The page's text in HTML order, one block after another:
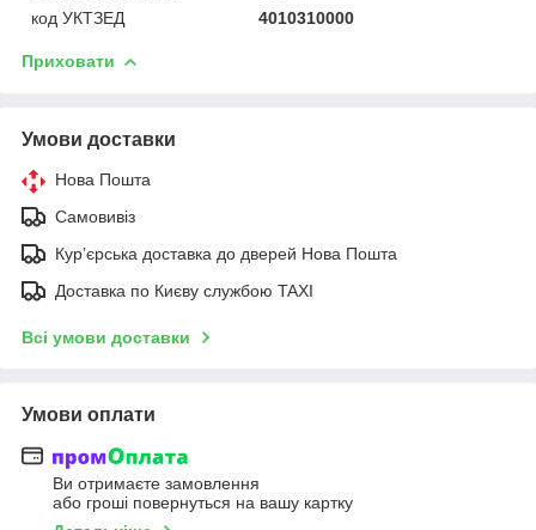
код УКТЗЕД
4010310000
Приховати
Умови доставки
Нова Пошта
Самовивіз
Курʼєрська доставка до дверей Нова Пошта
Доставка по Києву службою TAXI
Всі умови доставки
Умови оплати
Ви отримаєте замовлення
або гроші повернуться на вашу картку